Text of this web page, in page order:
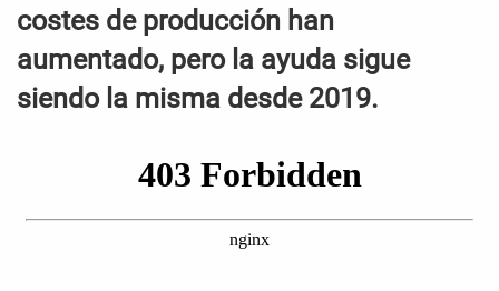
costes de producción han
aumentado, pero la ayuda sigue
siendo la misma desde 2019.